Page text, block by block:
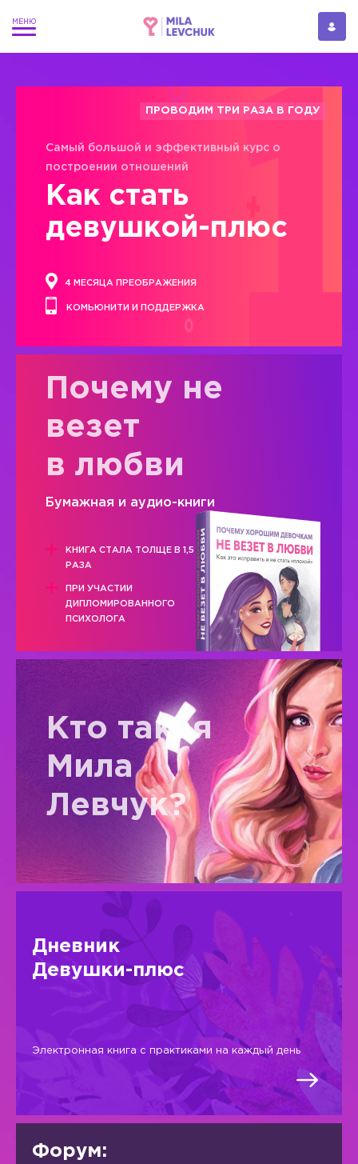
ПРОВОДИМ ТРИ РАЗА В ГОДУ
Самый большой и эффективный курс о
построении отношений
Как стать
девушкой-плюс
4 МЕСЯЦА ПРЕОБРАЖЕНИЯ
КОМЬЮНИТИ И ПОДДЕРЖКА
Почему не
везет
в любви
Бумажная и аудио-книги
КНИГА СТАЛА ТОЛЩЕ В 1,5
РАЗА
ПРИ УЧАСТИИ
ДИПЛОМИРОВАННОГО
ПСИХОЛОГА
Кто такая
Мила
Левчук?
Дневник
Девушки-плюс
Электронная книга с практиками на каждый день
Форум: